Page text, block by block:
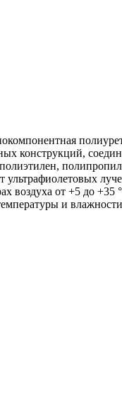
конструкций,
воздуха от +5 до
и